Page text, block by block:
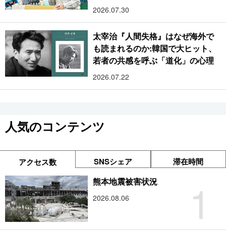
2026.07.30
太宰治『人間失格』はなぜ海外で
も読まれるのか:韓国で大ヒット、
若者の共感を呼ぶ「道化」の心理
2026.07.22
人気のコンテンツ
アクセス数 SNSシェア 滞在時間
1
熊本地震被害状況
2026.08.06